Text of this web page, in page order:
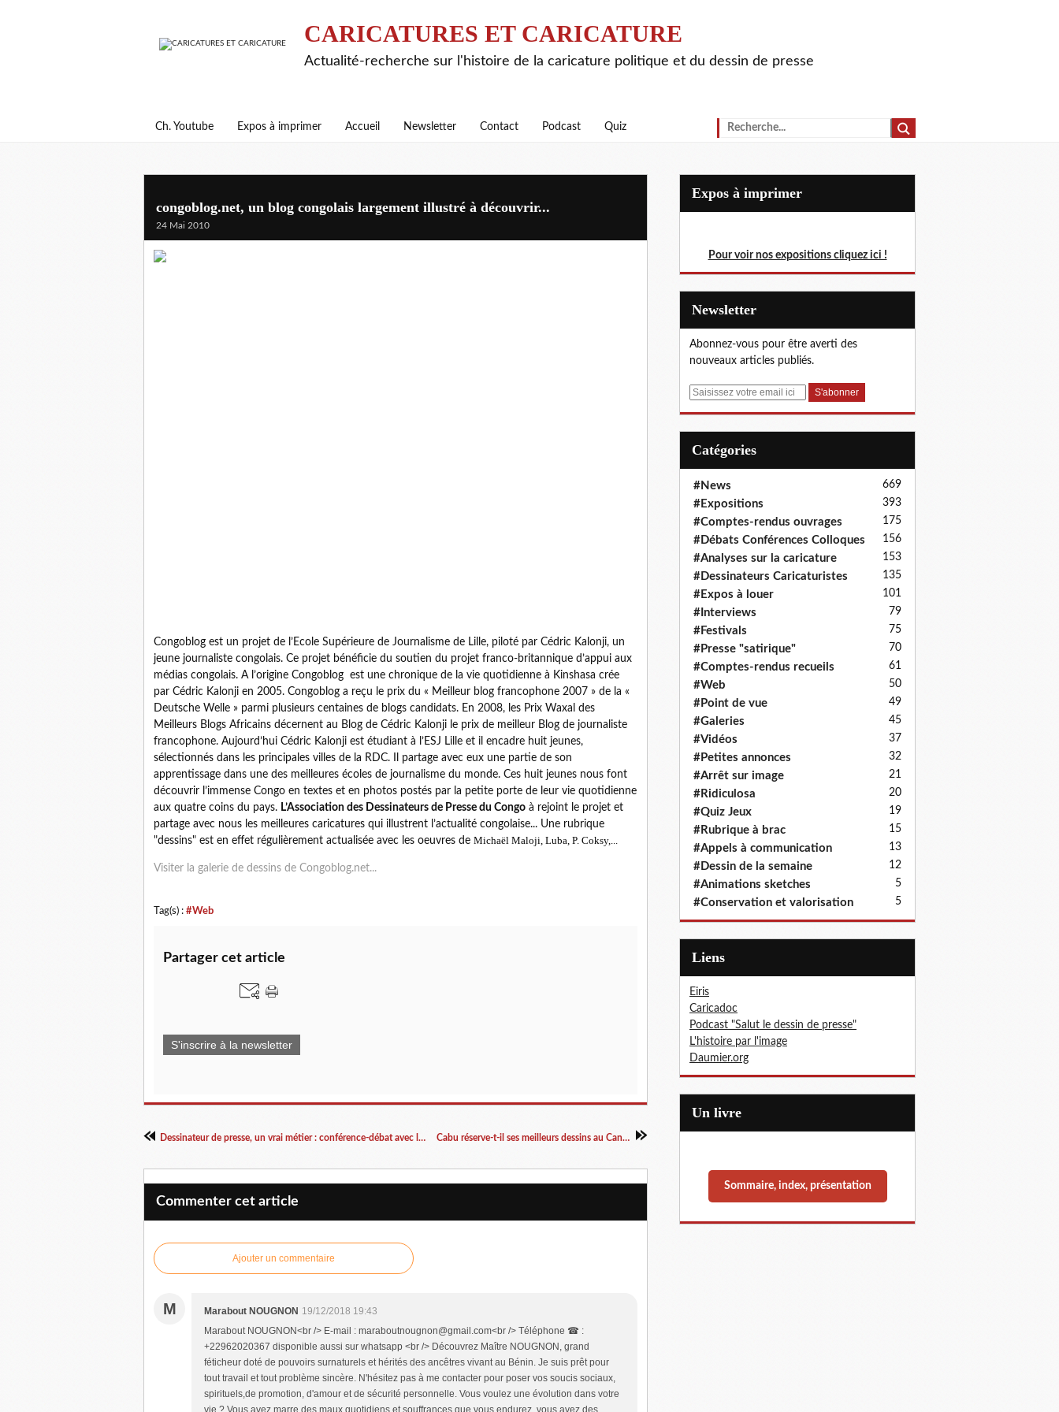
CARICATURES ET CARICATURE
Actualité-recherche sur l'histoire de la caricature politique et du dessin de presse
Ch. Youtube Expos à imprimer Accueil Newsletter Contact Podcast Quiz
congoblog.net, un blog congolais largement illustré à découvrir...
24 Mai 2010
Congoblog est un projet de l’Ecole Supérieure de Journalisme de Lille, piloté par Cédric Kalonji, un
jeune journaliste congolais. Ce projet bénéficie du soutien du projet franco-britannique d’appui aux
médias congolais. A l’origine Congoblog est une chronique de la vie quotidienne à Kinshasa crée
par Cédric Kalonji en 2005. Congoblog a reçu le prix du « Meilleur blog francophone 2007 » de la «
Deutsche Welle » parmi plusieurs centaines de blogs candidats. En 2008, les Prix Waxal des
Meilleurs Blogs Africains décernent au Blog de Cédric Kalonji le prix de meilleur Blog de journaliste
francophone. Aujourd’hui Cédric Kalonji est étudiant à l’ESJ Lille et il encadre huit jeunes,
sélectionnés dans les principales villes de la RDC. Il partage avec eux une partie de son
apprentissage dans une des meilleures écoles de journalisme du monde. Ces huit jeunes nous font
découvrir l’immense Congo en textes et en photos postés par la petite porte de leur vie quotidienne
aux quatre coins du pays. L’Association des Dessinateurs de Presse du Congo à rejoint le projet et
partage avec nous les meilleures caricatures qui illustrent l’actualité congolaise... Une rubrique
"dessins" est en effet régulièrement actualisée avec les oeuvres de Michaël Maloji, Luba, P. Coksy,...
Visiter la galerie de dessins de Congoblog.net...
Tag(s) : #Web
Partager cet article
S'inscrire à la newsletter
Dessinateur de presse, un vrai métier : conférence-débat avec le dessinateur Aurel Cabu réserve-t-il ses meilleurs dessins au Canard enchaîné ?
Commenter cet article
Ajouter un commentaire
M Marabout NOUGNON 19/12/2018 19:43
Marabout NOUGNON<br /> E-mail : maraboutnougnon@gmail.com<br /> Téléphone ☎ :
+22962020367 disponible aussi sur whatsapp <br /> Découvrez Maître NOUGNON, grand
féticheur doté de pouvoirs surnaturels et hérités des ancêtres vivant au Bénin. Je suis prêt pour
tout travail et tout problème sincère. N'hésitez pas à me contacter pour poser vos soucis sociaux,
spirituels,de promotion, d'amour et de sécurité personnelle. Vous voulez une évolution dans votre
vie ? Vous avez marre des maux quotidiens et souffrances que vous endurez, vous avez des
Expos à imprimer
Pour voir nos expositions cliquez ici !
Newsletter
Abonnez-vous pour être averti des
nouveaux articles publiés.
E
Catégories
#News 669
#Expositions 393
#Comptes-rendus ouvrages 175
#Débats Conférences Colloques 156
#Analyses sur la caricature 153
#Dessinateurs Caricaturistes 135
#Expos à louer 101
#Interviews 79
#Festivals 75
#Presse "satirique" 70
#Comptes-rendus recueils 61
#Web 50
#Point de vue 49
#Galeries 45
#Vidéos 37
#Petites annonces 32
#Arrêt sur image 21
#Ridiculosa 20
#Quiz Jeux 19
#Rubrique à brac 15
#Appels à communication 13
#Dessin de la semaine 12
#Animations sketches 5
#Conservation et valorisation 5
Liens
Eiris
Caricadoc
Podcast "Salut le dessin de presse"
L'histoire par l'image
Daumier.org
Un livre
Sommaire, index, présentation